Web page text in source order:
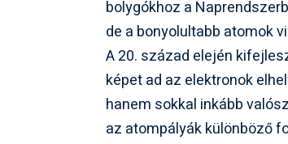
bolygókhoz a
de a bonyolultabb atomok
A 20. század elején
képet ad az elektronok
hanem sokkal inkább
az atompályák különböző